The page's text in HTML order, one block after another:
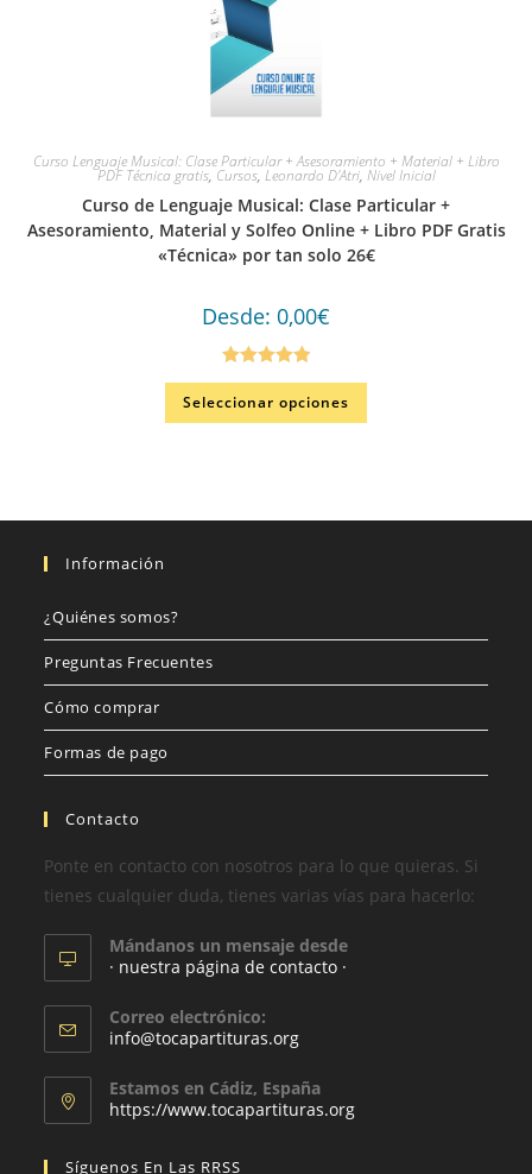
Curso Lenguaje Musical: Clase Particular + Asesoramiento + Material + Libro
PDF Técnica gratis, Cursos, Leonardo D'Atri, Nivel Inicial
Curso de Lenguaje Musical: Clase Particular +
Asesoramiento, Material y Solfeo Online + Libro PDF Gratis
«Técnica» por tan solo 26€
Desde: 0,00€
Valorado en
5.00de 5
Seleccionar opciones
Información
¿Quiénes somos?
Preguntas Frecuentes
Cómo comprar
Formas de pago
Contacto
Ponte en contacto con nosotros para lo que quieras. Si
tienes cualquier duda, tienes varias vías para hacerlo:
Mándanos un mensaje desde
· nuestra página de contacto ·
Correo electrónico:
info@tocapartituras.org
Estamos en Cádiz, España
https://www.tocapartituras.org
Síguenos En Las RRSS